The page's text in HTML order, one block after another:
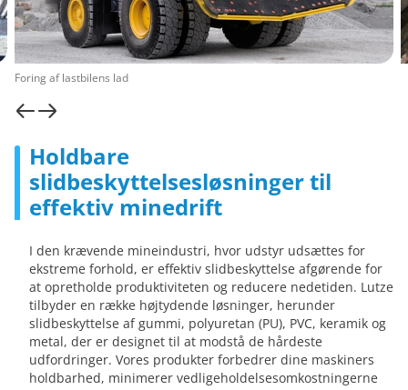
Holdbare
slidbeskyttelsesløsninger til
effektiv minedrift
I den krævende mineindustri, hvor udstyr udsættes for
ekstreme forhold, er effektiv slidbeskyttelse afgørende for
at opretholde produktiviteten og reducere nedetiden. Lutze
tilbyder en række højtydende løsninger, herunder
slidbeskyttelse af gummi, polyuretan (PU), PVC, keramik og
metal, der er designet til at modstå de hårdeste
udfordringer. Vores produkter forbedrer dine maskiners
holdbarhed, minimerer vedligeholdelsesomkostningerne
Foring af lastbilens lad